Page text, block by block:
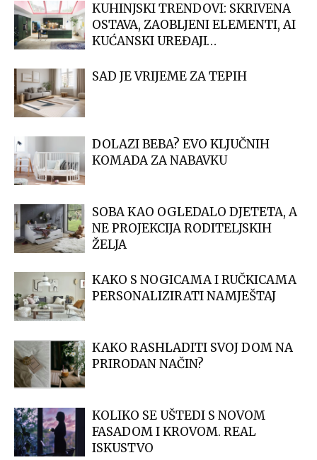
KUHINJSKI TRENDOVI: SKRIVENA
OSTAVA, ZAOBLJENI ELEMENTI, AI
KUĆANSKI UREĐAJI…
SAD JE VRIJEME ZA TEPIH
DOLAZI BEBA? EVO KLJUČNIH
KOMADA ZA NABAVKU
SOBA KAO OGLEDALO DJETETA, A
NE PROJEKCIJA RODITELJSKIH
ŽELJA
KAKO S NOGICAMA I RUČKICAMA
PERSONALIZIRATI NAMJEŠTAJ
KAKO RASHLADITI SVOJ DOM NA
PRIRODAN NAČIN?
KOLIKO SE UŠTEDI S NOVOM
FASADOM I KROVOM. REAL
ISKUSTVO